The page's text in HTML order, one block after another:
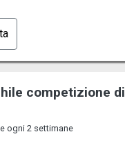
competizione di
ogni 2 settimane